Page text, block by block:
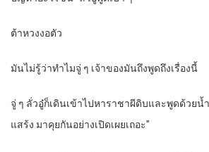
ต้าหวงงอตัว
มันไม่รู้ว่าทำไมจู่ ๆ เจ้าของมันถึงพูดถึงเรื่องนี้
จู่ ๆ ลั่วอู๋ก็เดินเข้าไปหาราชาผีดิบและพูดด้วยน้ำ
แสร้ง มาคุยกันอย่างเปิดเผยเถอะ”